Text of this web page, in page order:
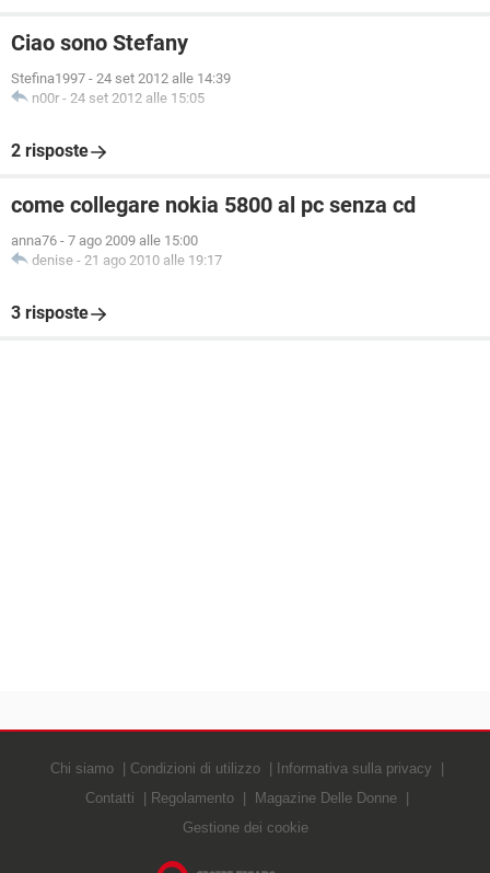
Ciao sono Stefany
Stefina1997 - 24 set 2012 alle 14:39
n00r - 24 set 2012 alle 15:05
2 risposte
come collegare nokia 5800 al pc senza cd
anna76 - 7 ago 2009 alle 15:00
denise - 21 ago 2010 alle 19:17
3 risposte
Chi siamo Condizioni di utilizzo
Informativa sulla privacy
Contatti
Regolamento
Magazine Delle Donne
Gestione dei cookie